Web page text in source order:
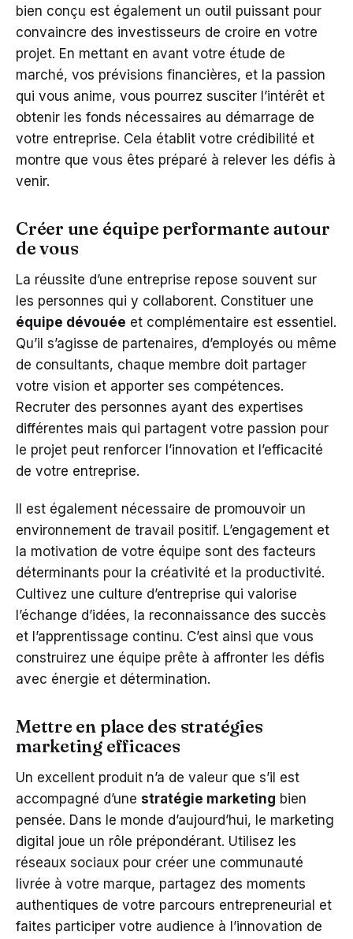
bien conçu est également un outil puissant pour
convaincre des investisseurs de croire en votre
projet. En mettant en avant votre étude de
marché, vos prévisions financières, et la passion
qui vous anime, vous pourrez susciter l’intérêt et
obtenir les fonds nécessaires au démarrage de
votre entreprise. Cela établit votre crédibilité et
montre que vous êtes préparé à relever les défis à
venir.
Créer une équipe performante autour
de vous
La réussite d’une entreprise repose souvent sur
les personnes qui y collaborent. Constituer une
équipe dévouée et complémentaire est essentiel.
Qu’il s’agisse de partenaires, d’employés ou même
de consultants, chaque membre doit partager
votre vision et apporter ses compétences.
Recruter des personnes ayant des expertises
différentes mais qui partagent votre passion pour
le projet peut renforcer l’innovation et l’efficacité
de votre entreprise.
Il est également nécessaire de promouvoir un
environnement de travail positif. L’engagement et
la motivation de votre équipe sont des facteurs
déterminants pour la créativité et la productivité.
Cultivez une culture d’entreprise qui valorise
l’échange d’idées, la reconnaissance des succès
et l’apprentissage continu. C’est ainsi que vous
construirez une équipe prête à affronter les défis
avec énergie et détermination.
Mettre en place des stratégies
marketing efficaces
Un excellent produit n’a de valeur que s’il est
accompagné d’une stratégie marketing bien
pensée. Dans le monde d’aujourd’hui, le marketing
digital joue un rôle prépondérant. Utilisez les
réseaux sociaux pour créer une communauté
livrée à votre marque, partagez des moments
authentiques de votre parcours entrepreneurial et
faites participer votre audience à l’innovation de